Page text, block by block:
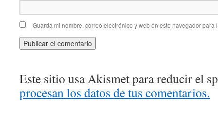
Guarda mi nombre, correo electrónico y web en este navegador para
Este sitio usa Akismet para reducir el
procesan los datos de tus comentarios.